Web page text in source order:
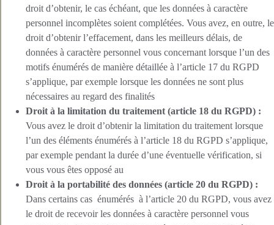
droit d’obtenir, le cas échéant, que les données à caractère
personnel incomplètes soient complétées. Vous avez, en outre, le
droit d’obtenir l’effacement, dans les meilleurs délais, de
données à caractère personnel vous concernant lorsque l’un des
motifs énumérés de manière détaillée à l’article 17 du RGPD
s’applique, par exemple lorsque les données ne sont plus
nécessaires au regard des finalités
Droit à la limitation du traitement (article 18 du RGPD) :
Vous avez le droit d’obtenir la limitation du traitement lorsque
l’un des éléments énumérés à l’article 18 du RGPD s’applique,
par exemple pendant la durée d’une éventuelle vérification, si
vous vous êtes opposé au
Droit à la portabilité des données (article 20 du RGPD) :
Dans certains cas énumérés à l’article 20 du RGPD, vous avez
le droit de recevoir les données à caractère personnel vous